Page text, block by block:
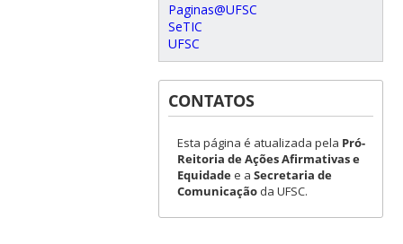
Paginas@UFSC
SeTIC
UFSC
CONTATOS
Esta página é atualizada pela Pró-
Reitoria de Ações Afirmativas e
Equidadee a Secretaria de
Comunicaçãoda UFSC.